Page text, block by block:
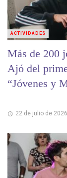
Más de 200
Ajó del
“Jóvenes y
22 de julio de 2026
ACTIVIDADES